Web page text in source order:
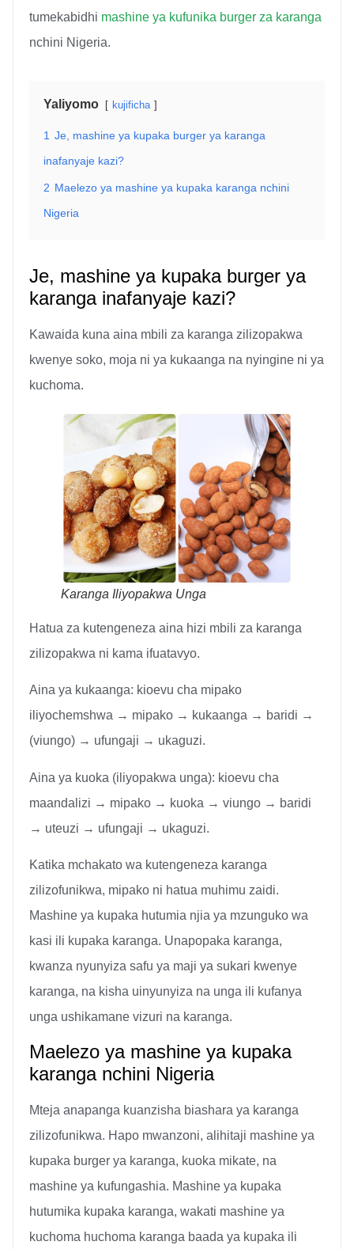
tumekabidhi mashine ya kufunika burger za karanga
nchini Nigeria.
Yaliyomo kujificha
1 Je, mashine ya kupaka burger ya karanga
inafanyaje kazi?
2 Maelezo ya mashine ya kupaka karanga nchini
Nigeria
Je, mashine ya kupaka burger ya
karanga inafanyaje kazi?
Kawaida kuna aina mbili za karanga zilizopakwa
kwenye soko, moja ni ya kukaanga na nyingine ni ya
kuchoma.
Karanga Iliyopakwa Unga
Hatua za kutengeneza aina hizi mbili za karanga
zilizopakwa ni kama ifuatavyo.
Aina ya kukaanga: kioevu cha mipako
iliyochemshwa → mipako → kukaanga → baridi →
(viungo) → ufungaji → ukaguzi.
Aina ya kuoka (iliyopakwa unga): kioevu cha
maandalizi → mipako → kuoka → viungo → baridi
→ uteuzi → ufungaji → ukaguzi.
Katika mchakato wa kutengeneza karanga
zilizofunikwa, mipako ni hatua muhimu zaidi.
Mashine ya kupaka hutumia njia ya mzunguko wa
kasi ili kupaka karanga. Unapopaka karanga,
kwanza nyunyiza safu ya maji ya sukari kwenye
karanga, na kisha uinyunyiza na unga ili kufanya
unga ushikamane vizuri na karanga.
Maelezo ya mashine ya kupaka
karanga nchini Nigeria
Mteja anapanga kuanzisha biashara ya karanga
zilizofunikwa. Hapo mwanzoni, alihitaji mashine ya
kupaka burger ya karanga, kuoka mikate, na
mashine ya kufungashia. Mashine ya kupaka
hutumika kupaka karanga, wakati mashine ya
kuchoma huchoma karanga baada ya kupaka ili